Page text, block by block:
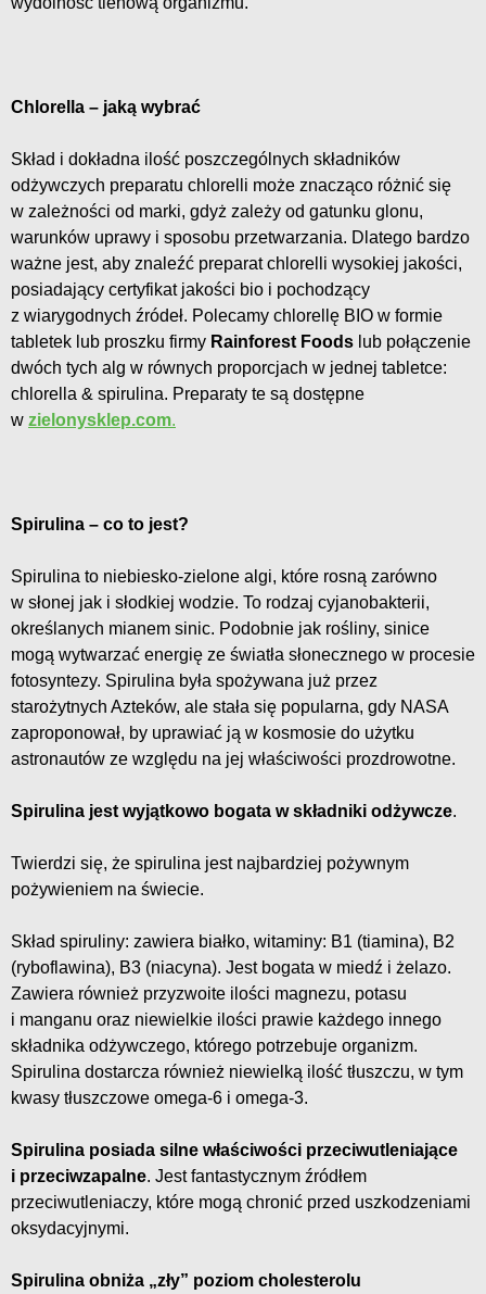
Chlorella – jaką wybrać
Skład i dokładna ilość poszczególnych składników
odżywczych preparatu chlorelli może znacząco różnić się
w zależności od marki, gdyż zależy od gatunku glonu,
warunków uprawy i sposobu przetwarzania. Dlatego bardzo
ważne jest, aby znaleźć preparat chlorelli wysokiej jakości,
posiadający certyfikat jakości bio i pochodzący
z wiarygodnych źródeł. Polecamy chlorellę BIO w formie
tabletek lub proszku firmy Rainforest Foods lub połączenie
dwóch tych alg w równych proporcjach w jednej tabletce:
chlorella & spirulina. Preparaty te są dostępne
w zielonysklep.com.
Spirulina – co to jest?
Spirulina to niebiesko-zielone algi, które rosną zarówno
w słonej jak i słodkiej wodzie. To rodzaj cyjanobakterii,
określanych mianem sinic. Podobnie jak rośliny, sinice
mogą wytwarzać energię ze światła słonecznego w procesie
fotosyntezy. Spirulina była spożywana już przez
starożytnych Azteków, ale stała się popularna, gdy NASA
zaproponował, by uprawiać ją w kosmosie do użytku
astronautów ze względu na jej właściwości prozdrowotne.
Spirulina jest wyjątkowo bogata w składniki odżywcze.
Twierdzi się, że spirulina jest najbardziej pożywnym
pożywieniem na świecie.
Skład spiruliny: zawiera białko, witaminy: B1 (tiamina), B2
(ryboflawina), B3 (niacyna). Jest bogata w miedź i żelazo.
Zawiera również przyzwoite ilości magnezu, potasu
i manganu oraz niewielkie ilości prawie każdego innego
składnika odżywczego, którego potrzebuje organizm.
Spirulina dostarcza również niewielką ilość tłuszczu, w tym
kwasy tłuszczowe omega-6 i omega-3.
Spirulina posiada silne właściwości przeciwutleniające
i przeciwzapalne. Jest fantastycznym źródłem
przeciwutleniaczy, które mogą chronić przed uszkodzeniami
oksydacyjnymi.
Spirulina obniża „zły” poziom cholesterolu